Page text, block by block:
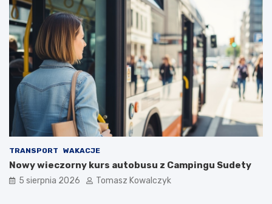
TRANSPORT WAKACJE
Nowy wieczorny kurs autobusu z Campingu Sudety
5 sierpnia 2026 Tomasz Kowalczyk